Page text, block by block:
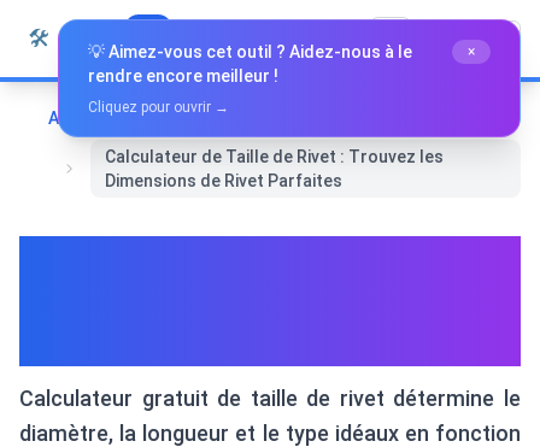
Passer au contenu
🛠️ Français
Accueil
Outils spécialisés
Calculateur de Taille de Rivet : Trouvez les
Dimensions de Rivet Parfaites
Calculateur gratuit de taille de rivet détermine le
diamètre, la longueur et le type idéaux en fonction
💡 Aimez-vous cet outil ? Aidez-nous à le
rendre encore meilleur !
×
Cliquez pour ouvrir →